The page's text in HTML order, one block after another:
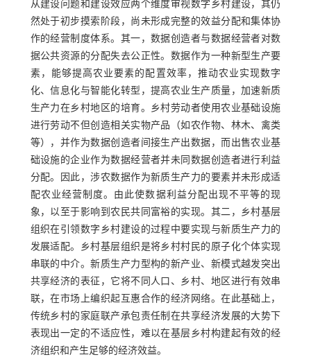
从建设问题和建设效应两个维度审视数字乡村建设，其仍
然处于初步摸索阶段，尚未形成完整的效益分配和集体协
作的经营制度体系。其一，数据创造者与数据经营者对数
据公共资源的分配失去公正性。数据作为一种新型生产要
素，能够提高农业要素的配置效率，推动农业实现数字
化、信息化与智能化转型，提高农业生产质量，加速新质
生产力在乡村地区的培育。乡村劳动者使用农业基础设施
进行劳动不但创造相关实物产品（如农作物、林木、禽类
等），并作为数据创造者间接生产出数据，而出售农业基
础设施的企业作为数据经营者并未同数据创造者进行利益
分配。因此，涉农数据作为新质生产力的要素并未形成适
配农业经营制度。由此使数据利益分配出现不平等的现
象，以至于影响到农民共同富裕的实现。其二，乡村基层
组织在引领数字乡村建设的过程中要实现与新质生产力的
发展适配。乡村基层组织是将乡村村民的原子化个体实现
串联的中介。新质生产力型构的新产业、新模式越发突出
共享经济的表征，它将不同人口、乡村、地区进行有效串
联，在市场上编织起互惠合作的经济网络。在此基础上，
传统乡村的家庭联产承包责任制在共享经济发展的大势下
表现出一定的不适应性，难以在基层乡村构建起有效的经
济组织和产生足够的经济效益。